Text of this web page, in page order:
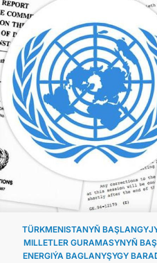
TÜRKMENISTANYŇ
MILLETLER GURAMASYNYŇ
ENERGIÝA BAGLANYŞYGY